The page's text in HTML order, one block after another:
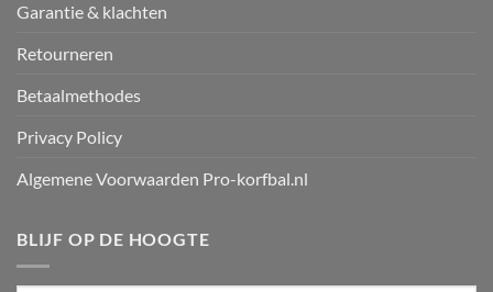
Garantie & klachten
Retourneren
Betaalmethodes
Privacy Policy
Algemene Voorwaarden Pro-korfbal.nl
BLIJF OP DE HOOGTE